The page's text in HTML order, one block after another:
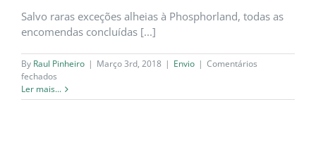
Salvo raras exceções alheias à Phosphorland, todas as
encomendas concluídas [...]
By Raul Pinheiro | Março 3rd, 2018 | Envio | Comentários
fechados
Envio
Ler mais...